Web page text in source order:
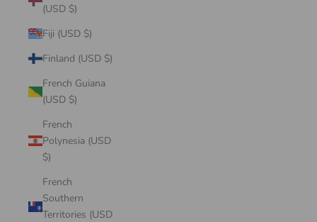
(USD $)
Fiji (USD $)
Finland (USD $)
French Guiana
(USD $)
French
Polynesia (USD
$)
French
Southern
Territories (USD